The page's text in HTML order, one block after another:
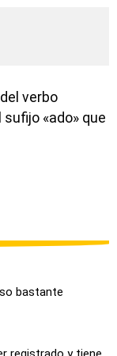
verbo
«ado» que
bastante